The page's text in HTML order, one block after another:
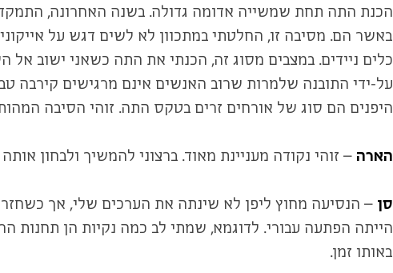
הכנת התה תחת שמשייה אדומה גדולה. בשנה האחרונה,
באשר הם. מסיבה זו, החלטתי במתכוון לא לשים דגש על
כלים ניידים. במצבים מסוג זה, הכנתי את התה כשאני ישוב אל
על-ידי התובנה שלמרות שרוב האנשים אינם מרגישים קירבה
היפנים הם סוג של אורחים זרים בטקס התה. זוהי הסיבה
הארה – זוהי נקודה מעניינת מאוד. ברצוני להמשיך ולבחון
סן – הנסיעה מחוץ ליפן לא שינתה את הערכים שלי, אך
הייתה הפתעה עבורי. לדוגמא, שמתי לב כמה נקיות הן תחנות
באותו זמן.